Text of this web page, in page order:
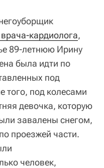
кардиолога,
89-летнюю Ирину
была идти по
под
того, под колесами
девочка, которую
завалены снегом,
проезжей части.
человек,